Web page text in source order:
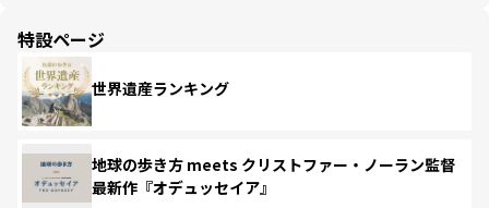
特設ページ
世界遺産ランキング
地球の歩き方 meets クリストファー・ノーラン監督
最新作『オデュッセイア』